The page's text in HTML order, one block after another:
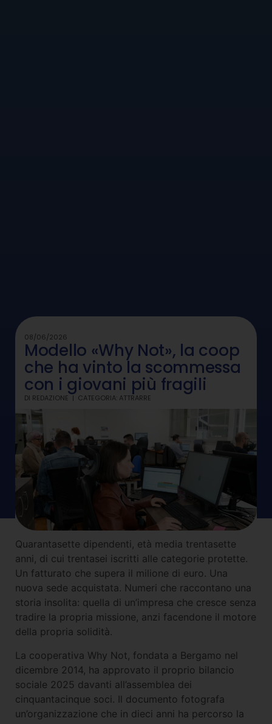
08/06/2026
Modello «Why Not», la coop
che ha vinto la scommessa
con i giovani più fragili
DI REDAZIONE CATEGORIA: ATTRARRE
Quarantasette dipendenti, età media trentasette
anni, di cui trentasei iscritti alle categorie protette.
Un fatturato che supera il milione di euro. Una
nuova sede acquistata. Numeri che raccontano una
storia insolita: quella di un’impresa che cresce senza
tradire la propria missione, anzi facendone il motore
della propria solidità.
La cooperativa Why Not, fondata a Bergamo nel
dicembre 2014, ha approvato il proprio bilancio
sociale 2025 davanti all’assemblea dei
cinquantacinque soci. Il documento fotografa
un’organizzazione che in dieci anni ha percorso la